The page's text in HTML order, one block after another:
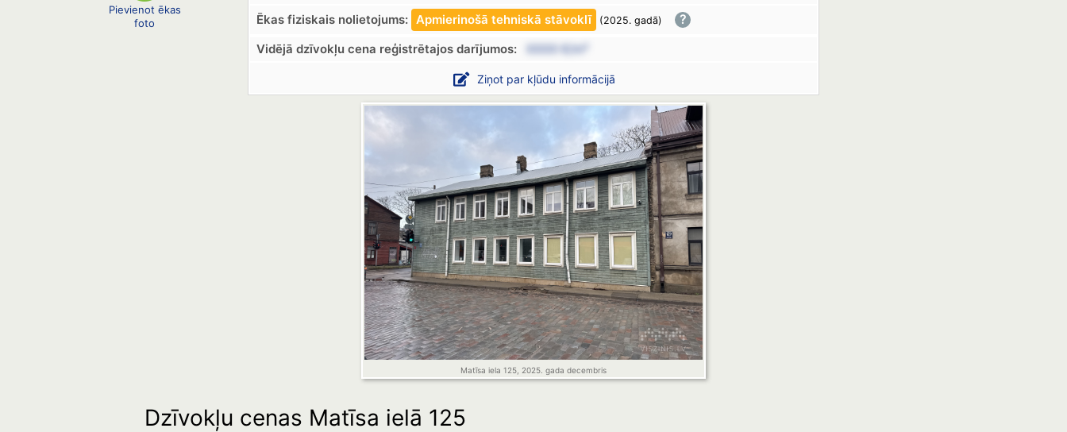
Pievienot ēkas
foto
Ēkas fiziskais nolietojums: Apmierinošā tehniskā stāvoklī (2025. gadā) ?
Vidējā dzīvokļu cena reģistrētajos darījumos: XXXX €/m²
Ziņot par kļūdu informācijā
Matīsa iela 125, 2025. gada decembris
Dzīvokļu cenas Matīsa ielā 125